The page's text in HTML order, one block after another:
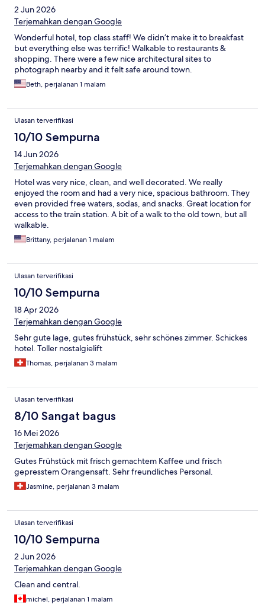
2 Jun 2026
Terjemahkan dengan Google
Wonderful hotel, top class staff! We didn’t make it to breakfast
but everything else was terrific! Walkable to restaurants &
shopping. There were a few nice architectural sites to
photograph nearby and it felt safe around town.
Beth, perjalanan 1 malam
Ulasan terverifikasi
10/10 Sempurna
14 Jun 2026
Terjemahkan dengan Google
Hotel was very nice, clean, and well decorated. We really
enjoyed the room and had a very nice, spacious bathroom. They
even provided free waters, sodas, and snacks. Great location for
access to the train station. A bit of a walk to the old town, but all
walkable.
Brittany, perjalanan 1 malam
Ulasan terverifikasi
10/10 Sempurna
18 Apr 2026
Terjemahkan dengan Google
Sehr gute lage, gutes frühstück, sehr schönes zimmer. Schickes
hotel. Toller nostalgielift
Thomas, perjalanan 3 malam
Ulasan terverifikasi
8/10 Sangat bagus
16 Mei 2026
Terjemahkan dengan Google
Gutes Frühstück mit frisch gemachtem Kaffee und frisch
gepresstem Orangensaft. Sehr freundliches Personal.
Jasmine, perjalanan 3 malam
Ulasan terverifikasi
10/10 Sempurna
2 Jun 2026
Terjemahkan dengan Google
Clean and central.
michel, perjalanan 1 malam